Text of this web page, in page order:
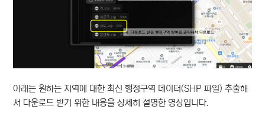
아래는 원하는 지역에 대한 최신 행정구역 데이터(SHP 파일) 추출해
서 다운로드 받기 위한 내용을 상세히 설명한 영상입니다.